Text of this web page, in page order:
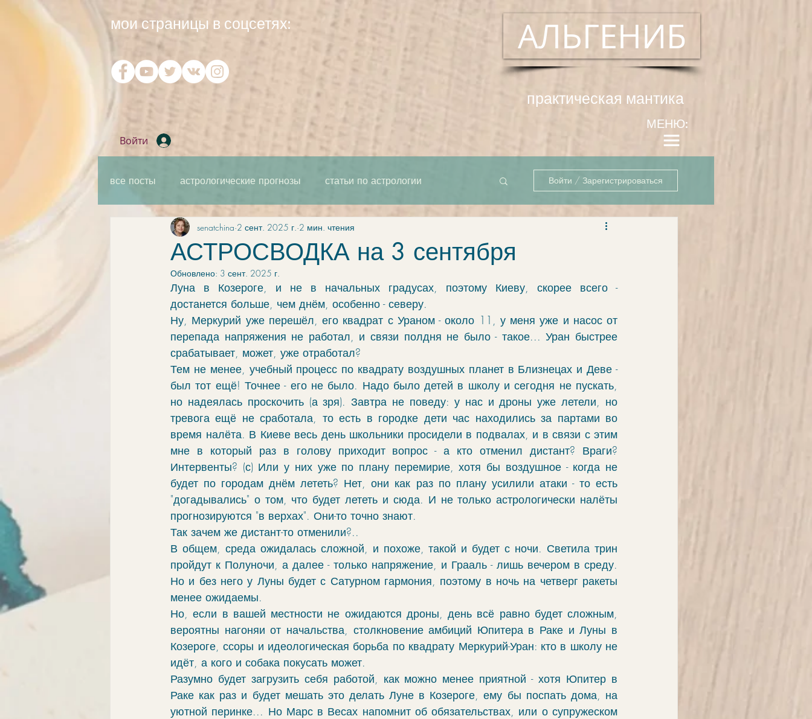
мои страницы в соцсетях: АЛЬГЕНИБ
практическая мантика
Войти
МЕНЮ:
все посты астрологические прогнозы статьи по астрологии
практическая мантика карта как единое целое
элементы связи обучение
ингрессии в знак апокрифы моделирование ректификация
проработка vocabulary руны
Войти / Зарегистрироваться
АСТРОСВОДКА на 3 сентября
senatchina 2 сент. 2025 г. 2 мин. чтения
Обновлено: 3 сент. 2025 г.
Луна в Козероге, и не в начальных градусах, поэтому Киеву, скорее всего -
достанется больше, чем днём, особенно - северу.
Ну, Меркурий уже перешёл, его квадрат с Ураном - около 11, у меня уже и насос от
перепада напряжения не работал, и связи полдня не было - такое... Уран быстрее
срабатывает, может, уже отработал?
Тем не менее, учебный процесс по квадрату воздушных планет в Близнецах и Деве -
был тот ещё! Точнее - его не было. Надо было детей в школу и сегодня не пускать,
но надеялась проскочить (а зря). Завтра не поведу: у нас и дроны уже летели, но
тревога ещё не сработала, то есть в городке дети час находились за партами во
время налёта. В Киеве весь день школьники просидели в подвалах, и в связи с этим
мне в который раз в голову приходит вопрос - а кто отменил дистант? Враги?
Интервенты? (с) Или у них уже по плану перемирие, хотя бы воздушное - когда не
будет по городам днём лететь? Нет, они как раз по плану усилили атаки - то есть
"догадывались" о том, что будет лететь и сюда. И не только астрологически налёты
прогнозируются "в верхах". Они-то точно знают.
Так зачем же дистант-то отменили?..
В общем, среда ожидалась сложной, и похоже, такой и будет с ночи. Светила трин
пройдут к Полуночи, а далее - только напряжение, и Грааль - лишь вечером в среду.
Но и без него у Луны будет с Сатурном гармония, поэтому в ночь на четверг ракеты
менее ожидаемы.
Но, если в вашей местности не ожидаются дроны, день всё равно будет сложным,
вероятны нагоняи от начальства, столкновение амбиций Юпитера в Раке и Луны в
Козероге, ссоры и идеологическая борьба по квадрату Меркурий-Уран: кто в школу не
идёт, а кого и собака покусать может.
Разумно будет загрузить себя работой, как можно менее приятной - хотя Юпитер в
Раке как раз и будет мешать это делать Луне в Козероге, ему бы поспать дома, на
уютной перинке... Но Марс в Весах напомнит об обязательствах, или о супружеском